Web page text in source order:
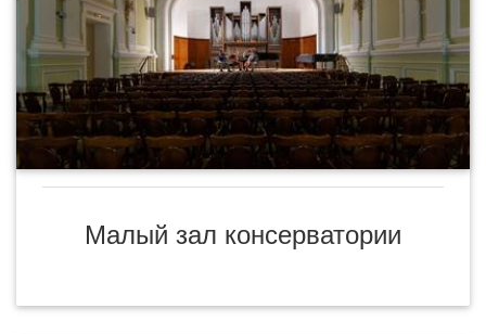
Малый зал консерватории